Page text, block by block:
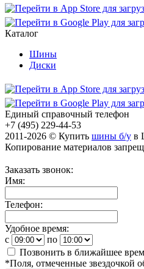
Каталог
Шины
Диски
Единый справочный телефон
+7 (495) 229-44-53
2011-2026 © Купить шины б/у в
Копирование материалов
Заказать звонок:
Имя:
Телефон:
Удобное время:
c
по
Позвонить в ближайшее
*Поля, отмеченные звездочкой